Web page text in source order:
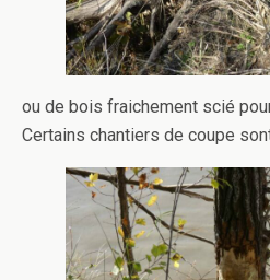
ou de bois fraichement scié
Certains chantiers de coupe